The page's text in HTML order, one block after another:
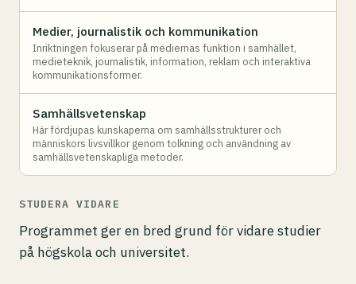
Medier, journalistik och kommunikation
Inriktningen fokuserar på mediernas funktion i samhället,
medieteknik, journalistik, information, reklam och interaktiva
kommunikationsformer.
Samhällsvetenskap
Här fördjupas kunskaperna om samhällsstrukturer och
människors livsvillkor genom tolkning och användning av
samhällsvetenskapliga metoder.
STUDERA VIDARE
Programmet ger en bred grund för vidare studier
på högskola och universitet.